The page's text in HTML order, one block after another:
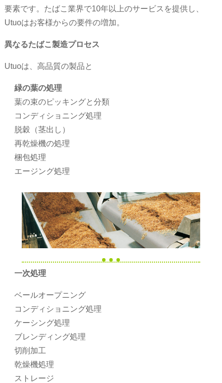
要素です。たばこ業界で10年以上のサービスを提供し、
Utuoはお客様からの要件の増加。
異なるたばこ製造プロセス
Utuoは、高品質の製品と
緑の葉の処理
葉の束のピッキングと分類
コンディショニング処理
脱穀（茎出し）
再乾燥機の処理
梱包処理
エージング処理
一次処理
ベールオープニング
コンディショニング処理
ケーシング処理
ブレンディング処理
切削加工
乾燥機処理
ストレージ